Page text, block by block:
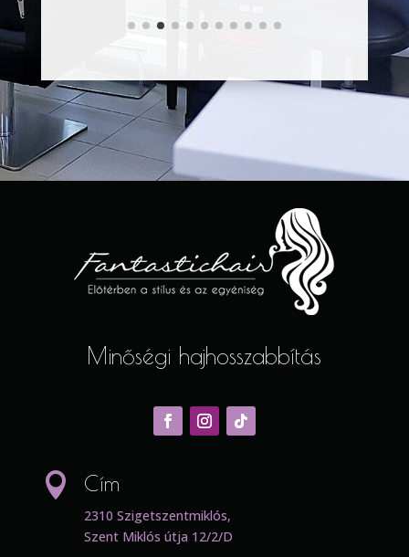
Minőségi hajhosszabbítás
 Cím
2310 Szigetszentmiklós,
Szent Miklós útja 12/2/D